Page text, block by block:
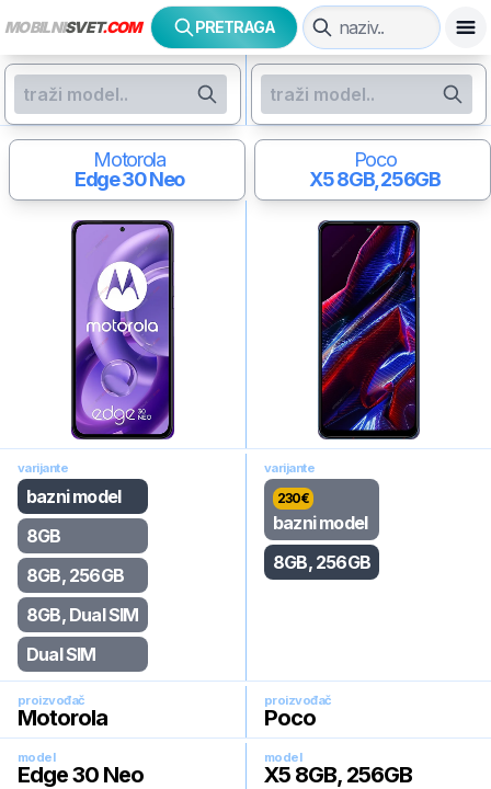
MOBILNISVET.COM PRETRAGA
Motorola
Edge 30 Neo
Poco
X58GB, 256GB
varijante
bazni model
8GB
8GB, 256GB
8GB, Dual SIM
Dual SIM
varijante
230€
bazni model
8GB, 256GB
proizvođač
Motorola
proizvođač
Poco
model
Edge 30 Neo
model
X5 8GB, 256GB